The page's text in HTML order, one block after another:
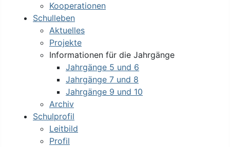
Kooperationen
Schulleben
Aktuelles
Projekte
Informationen für die Jahrgänge
Jahrgänge 5 und 6
Jahrgänge 7 und 8
Jahrgänge 9 und 10
Archiv
Schulprofil
Leitbild
Profil